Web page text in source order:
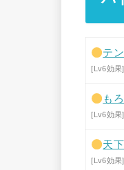
テ
[Lv6効果
も
[Lv6効果
天
[Lv6効果